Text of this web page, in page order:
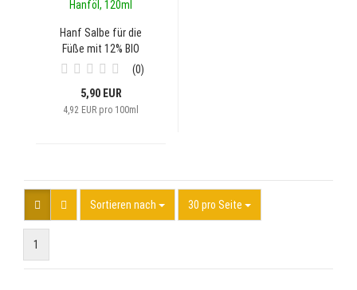
Hanf Salbe für die
Füße mit 12% BIO
Hanföl, 120ml
0
5,90 EUR
4,92 EUR pro 100ml
Sortieren nach 30 pro Seite
1